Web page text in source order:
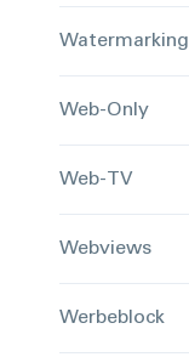
Watermarking
Web-Only
Web-TV
Webviews
Werbeblock